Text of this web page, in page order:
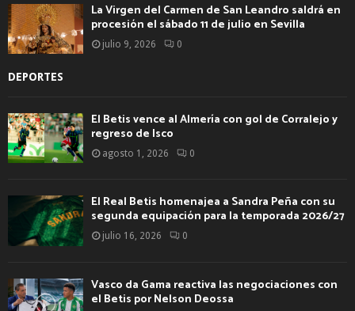
La Virgen del Carmen de San Leandro saldrá en
procesión el sábado 11 de julio en Sevilla
julio 9, 2026 0
DEPORTES
El Betis vence al Almería con gol de Corralejo y
regreso de Isco
agosto 1, 2026 0
El Real Betis homenajea a Sandra Peña con su
segunda equipación para la temporada 2026/27
julio 16, 2026 0
Vasco da Gama reactiva las negociaciones con
el Betis por Nelson Deossa